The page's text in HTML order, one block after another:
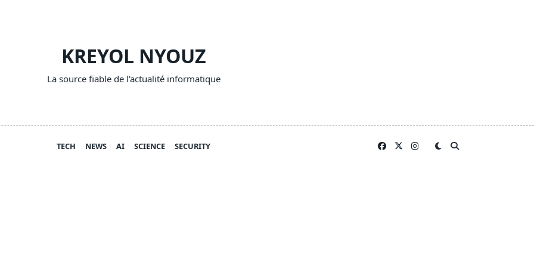
KREYOL NYOUZ
La source fiable de l'actualité informatique
TECH NEWS AI SCIENCE SECURITY